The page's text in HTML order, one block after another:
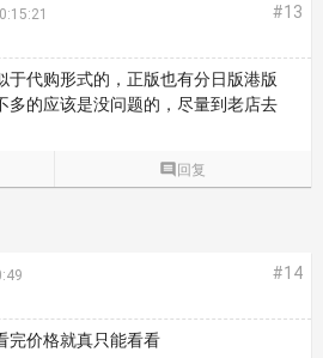
#13
于代购形式的，正版也有分日版港版
多的应该是没问题的，尽量到老店去
 回复
#14
完价格就真只能看看